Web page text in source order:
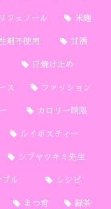
フェノール 米麹
剤不使用 甘酒
日焼け止め
ス ファッション
カロリー制限
ルイボスティー
シブヤツキミ先生
ブル レシピ
まつ育 緑茶